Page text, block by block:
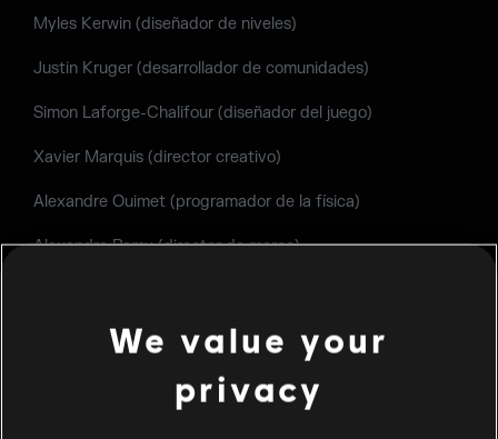
Myles Kerwin (diseñador de niveles)
Justin Kruger (desarrollador de comunidades)
Simon Laforge-Chalifour (diseñador del juego)
Xavier Marquis (director creativo)
Alexandre Ouimet (programador de la física)
Alexandre Remy (director de marca)
MIEMBROS INFLUYENTES (INFLUENCERS):
We value your
privacy